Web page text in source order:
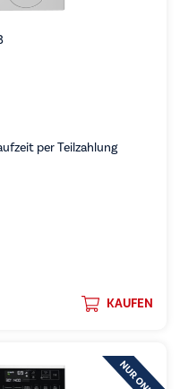
per Teilzahlung
KAUFEN